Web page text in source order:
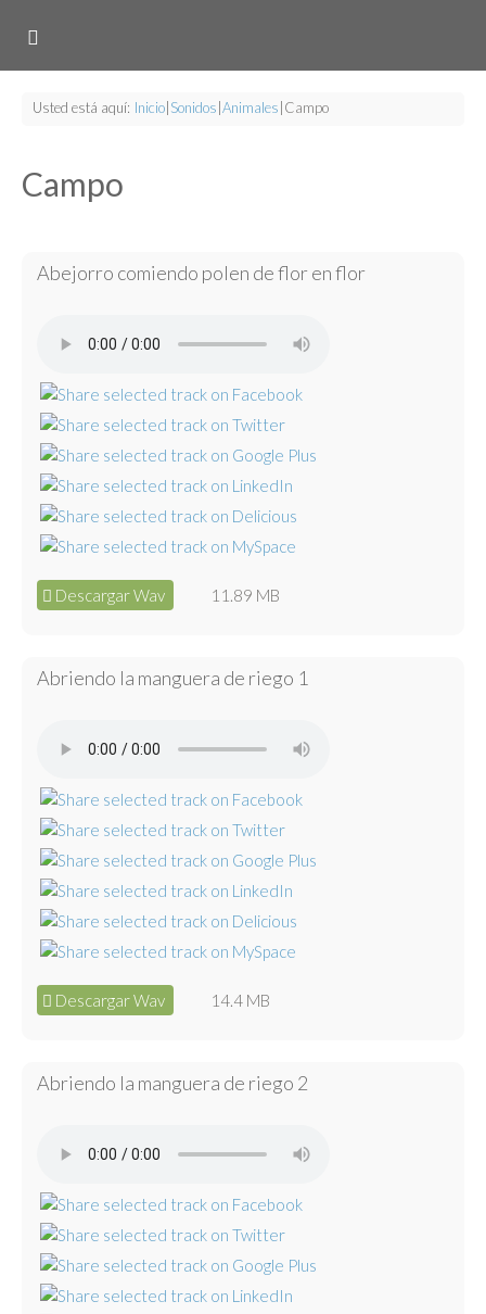
Usted está aquí: Inicio Sonidos Animales Campo
Campo
Abejorro comiendo polen de flor en flor
Descargar Wav 11.89 MB
Abriendo la manguera de riego 1
Descargar Wav 14.4 MB
Abriendo la manguera de riego 2